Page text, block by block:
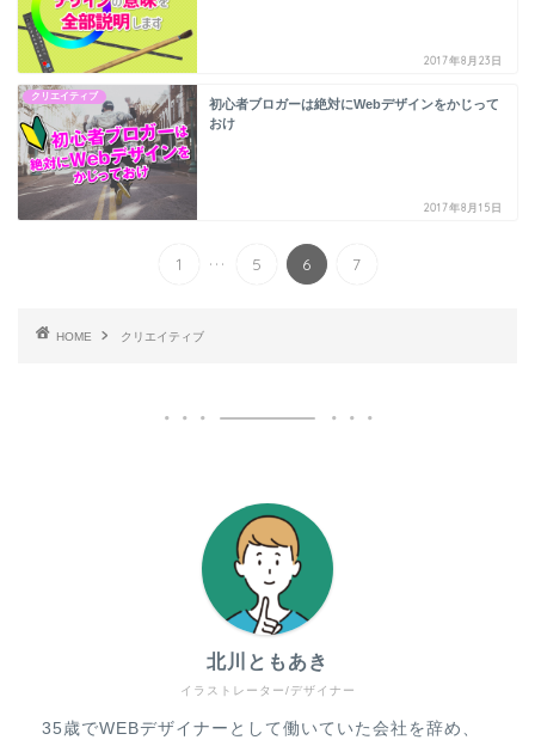
2017年8月23日
クリエイティブ
初心者ブロガーは絶対にWebデザインをかじって
おけ
2017年8月15日
1 ... 5 6 7
HOME クリエイティブ
イラストレーター/デザイナー
北川ともあき
35歳でWEBデザイナーとして働いていた会社を辞め、